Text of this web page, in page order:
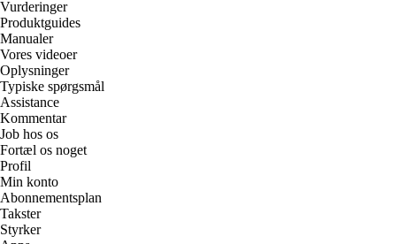
Vurderinger
Produktguides
Manualer
Vores videoer
Oplysninger
Typiske spørgsmål
Assistance
Kommentar
Job hos os
Fortæl os noget
Profil
Min konto
Abonnementsplan
Takster
Styrker